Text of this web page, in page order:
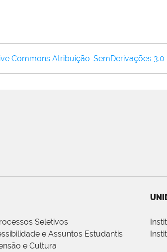
Commons Atribuição-SemDerivações
Seletivos
e Assuntos Estudantis
e Cultura